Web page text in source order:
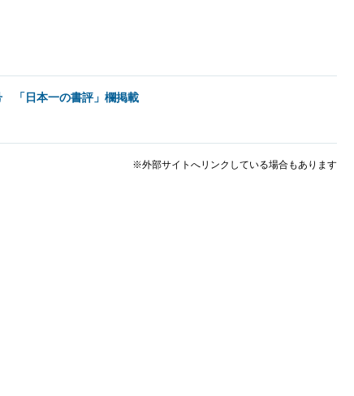
「日本一の書評」欄掲載
※外部サイトへリンクしている場合もあります